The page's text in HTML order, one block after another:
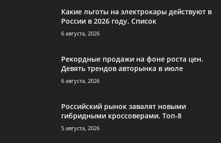
Какие льготы на электрокары действуют в
России в 2026 году. Список
6 августа, 2026
Рекордные продажи на фоне роста цен.
Девять трендов авторынка в июле
6 августа, 2026
Российский рынок завалят новыми
гибридными кроссоверами. Топ-8
5 августа, 2026